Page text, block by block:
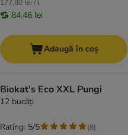
177,80 lei / l
84,46 lei
Adaugă în coș
Biokat's Eco XXL Pungi
12 bucăți
Rating: 5/5 (8)